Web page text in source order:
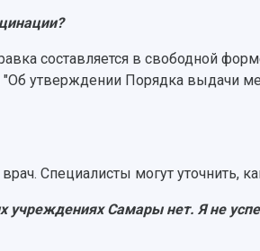
составляется в свободной
утверждении Порядка выдачи
Специалисты могут уточнить,
Самары нет. Я не